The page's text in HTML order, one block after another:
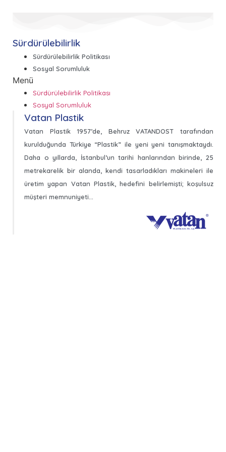
Sürdürülebilirlik
Sürdürülebilirlik Politikası
Sosyal Sorumluluk
Menü
Sürdürülebilirlik Politikası
Sosyal Sorumluluk
Vatan Plastik
Vatan Plastik 1957’de, Behruz VATANDOST tarafından
kurulduğunda Türkiye “Plastik” ile yeni yeni tanışmaktaydı.
Daha o yıllarda, İstanbul’un tarihi hanlarından birinde, 25
metrekarelik bir alanda, kendi tasarladıkları makineleri ile
üretim yapan Vatan Plastik, hedefini belirlemişti; koşulsuz
müşteri memnuniyeti…